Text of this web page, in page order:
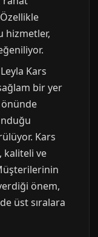
hizmetler,
Kars
bir yer
Kars
kaliteli ve
önem,
üst sıralara